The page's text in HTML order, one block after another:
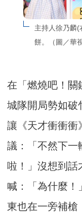
主持人徐乃麟(
餅。（圖／華
在「燃燒吧！關
城隊開局勢如破
讓《天才衝衝衝
議：「不然下一
啦！」沒想到話
喊：「為什麼！
東也在一旁補槍